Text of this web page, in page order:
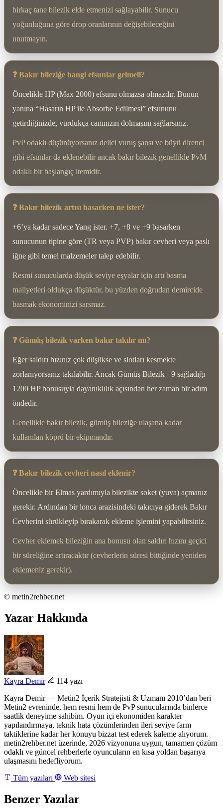
birkaç tane bilezik elde etmenizi sağlayabilir. Sunucu
yoğunluğuna göre drop oranlarının değişebileceğini
unutmayın.
❓ Bakır bileziğe hangi efsunlar gelmeli?
Öncelikle HP (Max 2000) efsunu olmazsa olmazdır. Bunun
yanına “Hasarın HP ile Absorbe Edilmesi” efsununu
getirdiğinizde, vurdukça canınızın dolmasını sağlarsınız.
PvP odaklı düşünüyorsanız delici vuruş şansı ve büyü direnci
gibi efsunlar da eklenebilir ancak bakır bilezik genellikle PvM
odaklı bir başlangıç itemidir.
❓ Bakır bilezik artısı basarken ne ister?
+6’ya kadar sadece Yang ister. +7, +8 ve +9 basarken
sunucunun tipine göre (TR veya PVP) bakır cevheri veya paslı
iğne gibi temel malzemeler talep edebilir.
Resmi sunucularda düşük seviye eşyalar için artı basma
maliyetleri oldukça düşüktür, bu yüzden doğrudan demircide
basmak ekonominizi sarsmaz.
❓ Gümüş bilezik varken bakır takılır mı?
Eğer saldırı hızınız çok düşükse ve slotları kesmekte
zorlanıyorsanız takılabilir. Ancak Gümüş Bilezik +9 sağladığı
1200 HP bonusuyla dayanıklılık açısından her zaman bir adım
öndedir.
Genellikle bakır bilezik, gümüş bileziğe ulaşana kadar
kullanılan köprü bir ekipmandır.
❓ Bakır bilezik cevheri nasıl eklenir?
Öncelikle bir Elmas yardımıyla bilezikte soket (yuva) açmanız
gerekir. Ardından bir lonca arazisindeki takıcıya giderek Bakır
Cevherini sürükleyip bırakarak ekleme işlemini yapabilirsiniz.
Cevher eklemek bileziğin ana bonusu olan saldırı hızını geçici
bir süreliğine artıracaktır (cevherlerin süresi bittiğinde yeniden
eklemeniz gerekir).
© metin2rehber.net
Yazar Hakkında
Kayra Demir
114 yazı
Kayra Demir — Metin2 İçerik Stratejisti & Uzmanı 2010’dan beri
Metin2 evreninde, hem resmi hem de PvP sunucularında binlerce
saatlik deneyime sahibim. Oyun içi ekonomiden karakter
yapılandırmaya, teknik hata çözümlerinden ileri seviye farm
taktiklerine kadar her konuyu bizzat test ederek kaleme alıyorum.
metin2rehber.net üzerinde, 2026 vizyonuna uygun, tamamen çözüm
odaklı ve güncel rehberlerle oyuncuların en kısa yoldan başarıya
ulaşmasını hedefliyorum.
Tüm yazıları
Web sitesi
Benzer Yazılar